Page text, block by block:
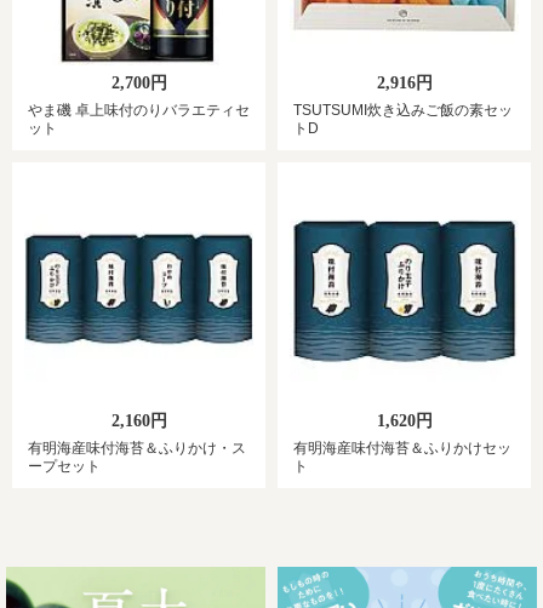
2,700円
やま磯 卓上味付のりバラエティセ
ット
2,916円
TSUTSUMI炊き込みご飯の素セッ
トD
2,160円
有明海産味付海苔＆ふりかけ・ス
ープセット
1,620円
有明海産味付海苔＆ふりかけセッ
ト